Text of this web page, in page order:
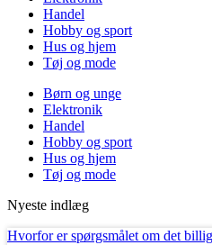
Handel
Hobby og sport
Hus og hjem
Tøj og mode
Børn og unge
Elektronik
Handel
Hobby og sport
Hus og hjem
Tøj og mode
Nyeste indlæg
Hvorfor er spørgsmålet om det